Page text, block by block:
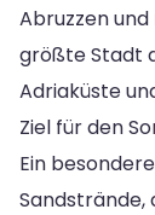
Abruzzen
größte Stadt
Adriaküste
Ziel für den
Ein
Sandstrände,